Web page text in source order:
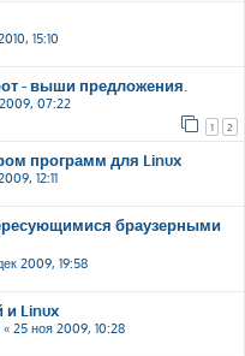
15:10
- выши предложения.
07:22
1 2
программ для Linux
12:11
браузерными
2009, 19:58
и Linux
« 25 ноя 2009, 10:28